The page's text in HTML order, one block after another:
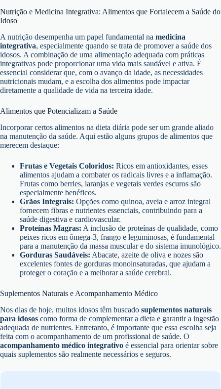
Nutrição e Medicina Integrativa: Alimentos que Fortalecem a Saúde do
Idoso
A nutrição desempenha um papel fundamental na medicina
integrativa, especialmente quando se trata de promover a saúde dos
idosos. A combinação de uma alimentação adequada com práticas
integrativas pode proporcionar uma vida mais saudável e ativa. É
essencial considerar que, com o avanço da idade, as necessidades
nutricionais mudam, e a escolha dos alimentos pode impactar
diretamente a qualidade de vida na terceira idade.
Alimentos que Potencializam a Saúde
Incorporar certos alimentos na dieta diária pode ser um grande aliado
na manutenção da saúde. Aqui estão alguns grupos de alimentos que
merecem destaque:
Frutas e Vegetais Coloridos: Ricos em antioxidantes, esses
alimentos ajudam a combater os radicais livres e a inflamação.
Frutas como berries, laranjas e vegetais verdes escuros são
especialmente benéficos.
Grãos Integrais: Opções como quinoa, aveia e arroz integral
fornecem fibras e nutrientes essenciais, contribuindo para a
saúde digestiva e cardiovascular.
Proteínas Magras: A inclusão de proteínas de qualidade, como
peixes ricos em ômega-3, frango e leguminosas, é fundamental
para a manutenção da massa muscular e do sistema imunológico.
Gorduras Saudáveis: Abacate, azeite de oliva e nozes são
excelentes fontes de gorduras monoinsaturadas, que ajudam a
proteger o coração e a melhorar a saúde cerebral.
Suplementos Naturais e Acompanhamento Médico
Nos dias de hoje, muitos idosos têm buscado suplementos naturais
para idosos como forma de complementar a dieta e garantir a ingestão
adequada de nutrientes. Entretanto, é importante que essa escolha seja
feita com o acompanhamento de um profissional de saúde. O
acompanhamento médico integrativo é essencial para orientar sobre
quais suplementos são realmente necessários e seguros.